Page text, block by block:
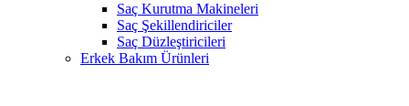
Saç Kurutma Makineleri
Saç Şekillendiriciler
Saç Düzleştiricileri
Erkek Bakım Ürünleri